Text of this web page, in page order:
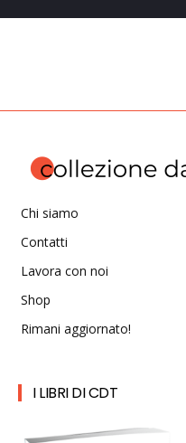
Chi siamo
Contatti
Lavora con noi
Shop
Rimani aggiornato!
I LIBRI DI CDT